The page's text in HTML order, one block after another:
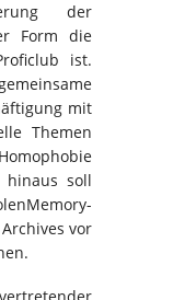
der
Form die
ist.
mit
Themen
hinaus soll
vor